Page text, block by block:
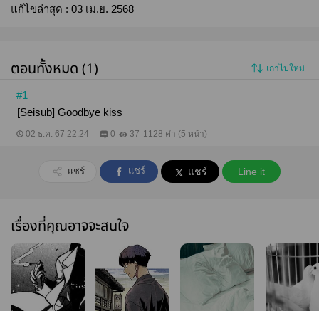
แก้ไขล่าสุด : 03 เม.ย. 2568
ตอนทั้งหมด (1) เก่าไปใหม่
#1
[Seisub] Goodbye kiss
02 ธ.ค. 67 22:24 0 37 1128 คำ (5 หน้า)
แชร์ แชร์ แชร์ Line it
เรื่องที่คุณอาจจะสนใจ